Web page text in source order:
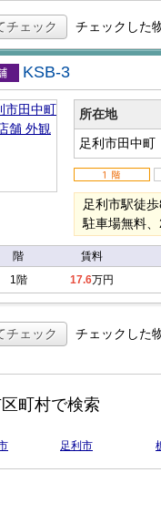
チェック チェックした
舗
KSB-3
所在地
足利市田中町
足利市駅徒
駐車場無料、
階 賃料
1階
17.6万円
チェック チェックした
町村で検索
足利市